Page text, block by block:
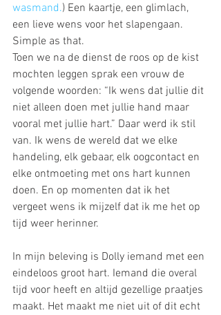
wasmand.) Een kaartje, een glimlach,
een lieve wens voor het slapengaan.
Simple as that.
Toen we na de dienst de roos op de kist
mochten leggen sprak een vrouw de
volgende woorden: “Ik wens dat jullie dit
niet alleen doen met jullie hand maar
vooral met jullie hart.” Daar werd ik stil
van. Ik wens de wereld dat we elke
handeling, elk gebaar, elk oogcontact en
elke ontmoeting met ons hart kunnen
doen. En op momenten dat ik het
vergeet wens ik mijzelf dat ik me het op
tijd weer herinner.
In mijn beleving is Dolly iemand met een
eindeloos groot hart. Iemand die overal
tijd voor heeft en altijd gezellige praatjes
maakt. Het maakt me niet uit of dit echt